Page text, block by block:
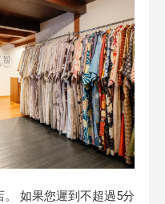
如果您遲到不超過5分